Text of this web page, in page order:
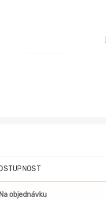
Na objednávku